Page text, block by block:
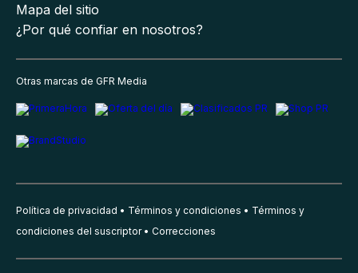
Mapa del sitio
¿Por qué confiar en nosotros?
Otras marcas de GFR Media
Política de privacidad Términos y condiciones
Términos y
condiciones del suscriptor
Correcciones